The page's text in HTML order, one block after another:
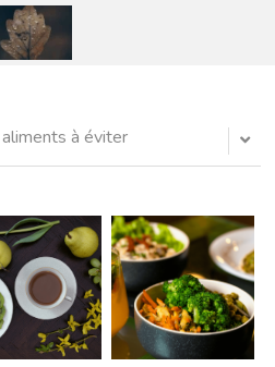
à pas
aliments à éviter